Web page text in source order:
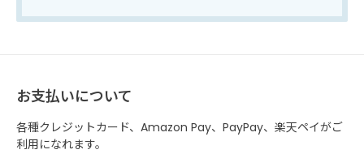
お支払いについて
各種クレジットカード、Amazon Pay、PayPay、楽天ペイがご
利用になれます。